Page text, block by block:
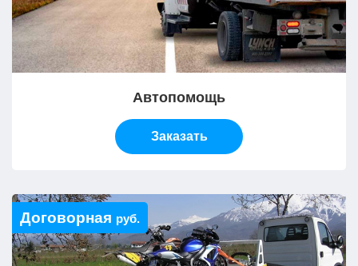
Автопомощь
Заказать
Договорная руб.